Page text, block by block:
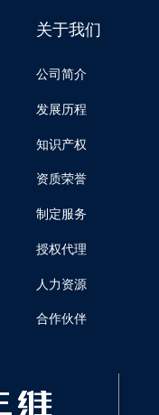
关于我们
公司简介
发展历程
知识产权
资质荣誉
制定服务
授权代理
人力资源
合作伙伴